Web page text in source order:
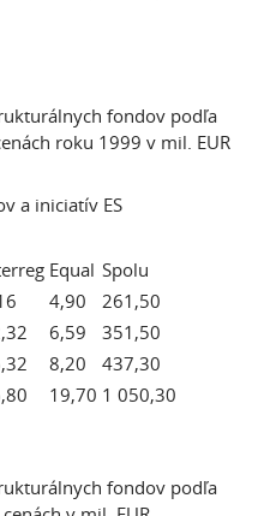
fondov podľa
roku 1999 v mil. EUR
a iniciatív ES
Equal Spolu
4,90
261,50
6,59
351,50
8,20
437,30
19,70 1 050,30
fondov podľa